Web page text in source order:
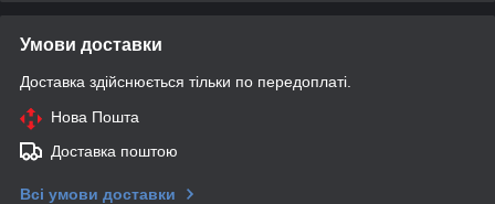
Умови доставки
Доставка здійснюється тільки по передоплаті.
Нова Пошта
Доставка поштою
Всі умови доставки